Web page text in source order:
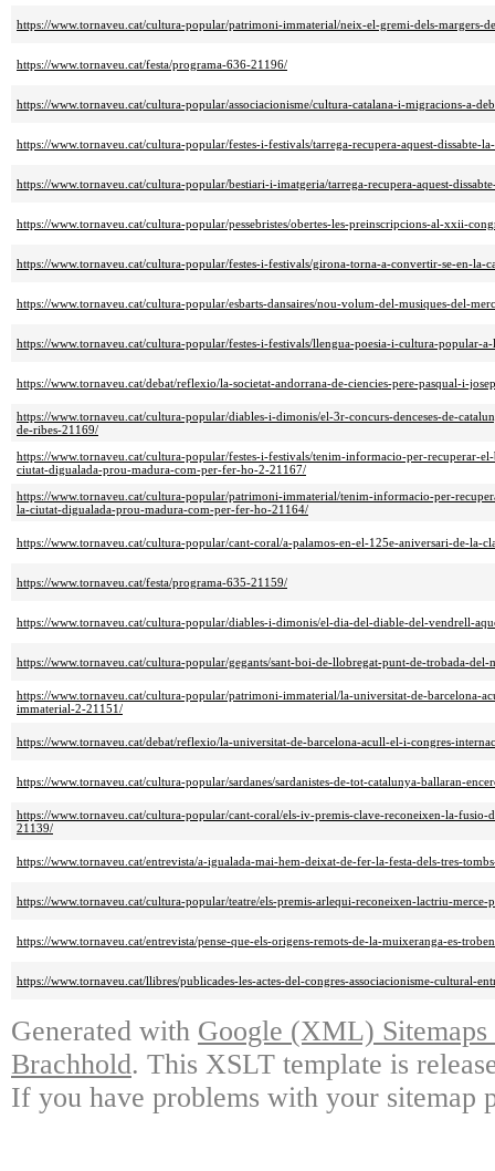
https://www.tornaveu.cat/cultura-popular/patrimoni-immaterial/neix-el-gremi-dels-margers-
https://www.tornaveu.cat/festa/programa-636-21196/
https://www.tornaveu.cat/cultura-popular/associacionisme/cultura-catalana-i-migracions-a-
https://www.tornaveu.cat/cultura-popular/festes-i-festivals/tarrega-recupera-aquest-dissabte-
https://www.tornaveu.cat/cultura-popular/bestiari-i-imatgeria/tarrega-recupera-aquest-
https://www.tornaveu.cat/cultura-popular/pessebristes/obertes-les-preinscripcions-al-xxii-
https://www.tornaveu.cat/cultura-popular/festes-i-festivals/girona-torna-a-convertir-se-en-
https://www.tornaveu.cat/cultura-popular/esbarts-dansaires/nou-volum-del-musiques-del-
https://www.tornaveu.cat/cultura-popular/festes-i-festivals/llengua-poesia-i-cultura-popular-
https://www.tornaveu.cat/debat/reflexio/la-societat-andorrana-de-ciencies-pere-pasqual-i-
https://www.tornaveu.cat/cultura-popular/diables-i-dimonis/el-3r-concurs-denceses-de-
de-ribes-21169/
https://www.tornaveu.cat/cultura-popular/festes-i-festivals/tenim-informacio-per-recuperar-
ciutat-digualada-prou-madura-com-per-fer-ho-2-21167/
https://www.tornaveu.cat/cultura-popular/patrimoni-immaterial/tenim-informacio-per-
la-ciutat-digualada-prou-madura-com-per-fer-ho-21164/
https://www.tornaveu.cat/cultura-popular/cant-coral/a-palamos-en-el-125e-aniversari-de-la-
https://www.tornaveu.cat/festa/programa-635-21159/
https://www.tornaveu.cat/cultura-popular/diables-i-dimonis/el-dia-del-diable-del-vendrell-
https://www.tornaveu.cat/cultura-popular/gegants/sant-boi-de-llobregat-punt-de-trobada-del-
https://www.tornaveu.cat/cultura-popular/patrimoni-immaterial/la-universitat-de-barcelona-
immaterial-2-21151/
https://www.tornaveu.cat/debat/reflexio/la-universitat-de-barcelona-acull-el-i-congres-
https://www.tornaveu.cat/cultura-popular/sardanes/sardanistes-de-tot-catalunya-ballaran-
https://www.tornaveu.cat/cultura-popular/cant-coral/els-iv-premis-clave-reconeixen-la-fusio-
21139/
https://www.tornaveu.cat/entrevista/a-igualada-mai-hem-deixat-de-fer-la-festa-dels-tres-
https://www.tornaveu.cat/cultura-popular/teatre/els-premis-arlequi-reconeixen-lactriu-
https://www.tornaveu.cat/entrevista/pense-que-els-origens-remots-de-la-muixeranga-es-
https://www.tornaveu.cat/llibres/publicades-les-actes-del-congres-associacionisme-cultural-
Generated with Google (XML)
Brachhold. This XSLT template is
If you have problems with your sitemap